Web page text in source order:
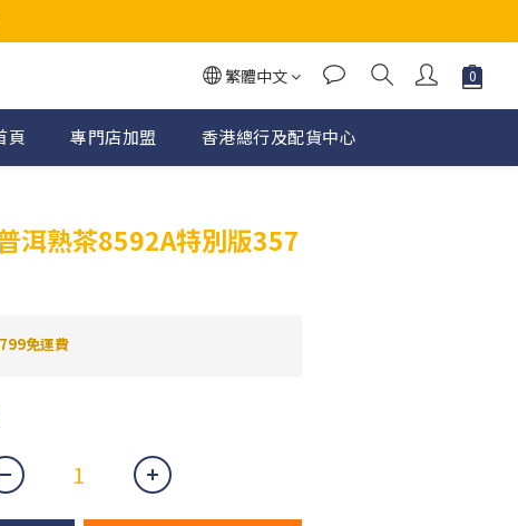
繁體中文
頁 專門店加盟 香港總行及配貨中心
洱熟茶8592A特別版357
免運費